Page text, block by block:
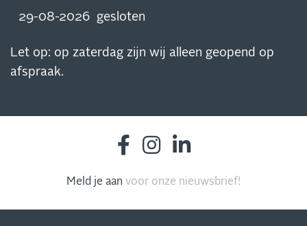
29-08-2026
gesloten
Let op: op zaterdag zijn wij alleen geopend op
afspraak.
Meld je aan voor onze nieuwsbrief!